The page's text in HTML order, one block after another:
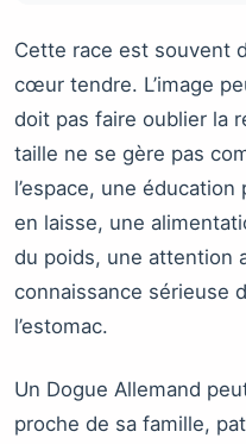
Cette race est souvent
cœur tendre. L’image
doit pas faire oublier la
taille ne se gère pas
l’espace, une
en laisse, une
du poids, une attention
connaissance sérieuse
l’estomac.
Un Dogue Allemand
proche de sa famille,